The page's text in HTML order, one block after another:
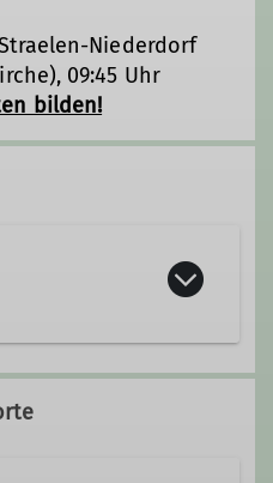
Niederdorf
09:45 Uhr
bilden!